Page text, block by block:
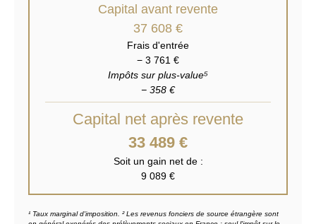
Capital avant revente
37 608 €
Frais d'entrée
− 3 761 €
Impôts sur plus-value⁵
− 358 €
Capital net après revente
33 489 €
Soit un gain net de :
9 089 €
¹ Taux marginal d'imposition. ² Les revenus fonciers de source étrangère sont